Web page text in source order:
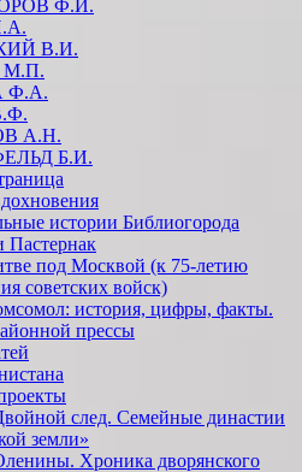
Ф.И.
В.И.
Ф.А.
А.Н.
Б.И.
истории Библиогорода
Пастернак
под Москвой (к 75-летию
советских войск)
история, цифры, факты.
прессы
след. Семейные династии
земли»
Хроника дворянского